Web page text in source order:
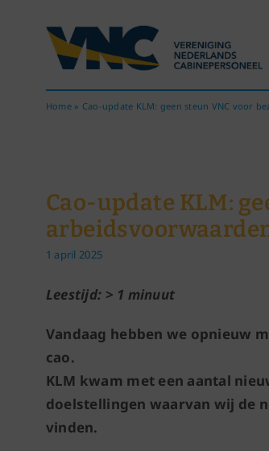
Home» Cao-update KLM: geen steun VNC voor
Cao-update KLM:
1 april 2025
Leestijd: > 1 minuut
Vandaag hebben we opnieuw
cao.
KLM kwam met een aantal
doelstellingen waarvan wij de
vinden.